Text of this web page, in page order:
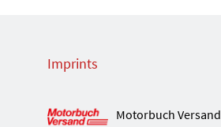
Imprints
Motorbuch Versand